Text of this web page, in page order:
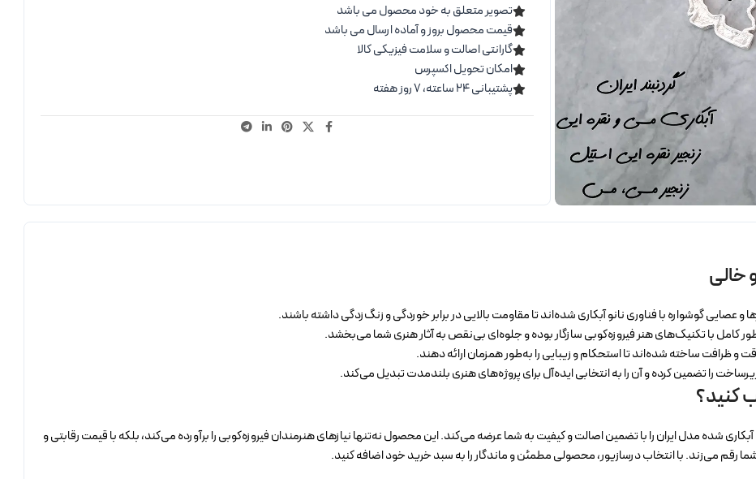
تصویر متعلق به خود محصول می باشد
قیمت محصول بروز و آماده ارسال می باشد
گارانتی اصالت و سلامت فیزیکی کالا
امکان تحویل اکسپرس
پشتیبانی ۲۴ ساعته، ۷ روز هفته
خالی
عصایی گوشواره با فناوری نانو آبکاری شده‌اند تا مقاومت بالایی در برابر خوردگی و زنگ‌زدگی داشته باشند.
کامل با تکنیک‌های هنر فیروزه‌کوبی سازگار بوده و جلوه‌ای بی‌نقص به آثار هنری شما می‌بخشد.
و ظرافت ساخته شده‌اند تا استحکام و زیبایی را به‌طور همزمان ارائه دهند.
را تضمین کرده و آن را به انتخابی ایده‌آل برای پروژه‌های هنری بلندمدت تبدیل می‌کند.
کنید؟
شده مدل ایران را با تضمین اصالت و کیفیت به شما عرضه می‌کند. این محصول نه‌تنها نیازهای هنرمندان فیروزه‌کوبی را برآورده می‌کند، بلکه با قیمت رقابتی و
رقم می‌زند. با انتخاب درسازیور، محصولی مطمئن و ماندگار را به سبد خرید خود اضافه کنید.